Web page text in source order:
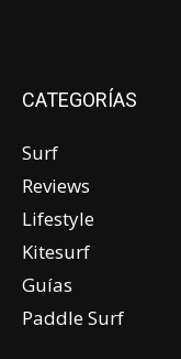
CATEGORÍAS
Surf
Reviews
Lifestyle
Kitesurf
Guías
Paddle Surf